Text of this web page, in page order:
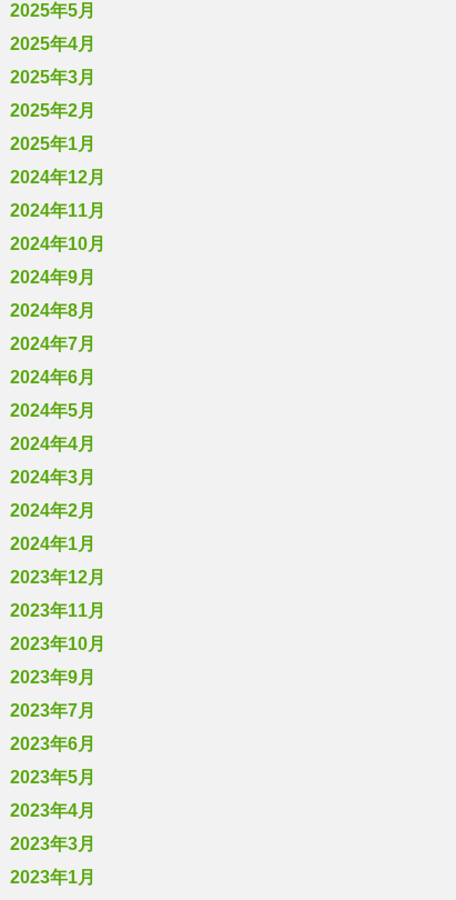
2025年5月
2025年4月
2025年3月
2025年2月
2025年1月
2024年12月
2024年11月
2024年10月
2024年9月
2024年8月
2024年7月
2024年6月
2024年5月
2024年4月
2024年3月
2024年2月
2024年1月
2023年12月
2023年11月
2023年10月
2023年9月
2023年7月
2023年6月
2023年5月
2023年4月
2023年3月
2023年1月